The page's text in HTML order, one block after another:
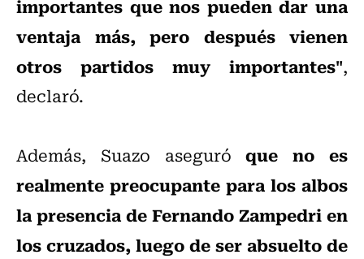
importantes que nos pueden dar una
ventaja más, pero después vienen
otros partidos muy importantes",
declaró.
Además, Suazo aseguróque no es
realmente preocupante para los albos
la presencia de Fernando Zampedri en
los cruzados, luego de ser absuelto de